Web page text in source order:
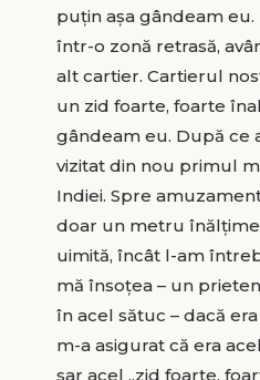
puțin așa gândeam eu.
într-o zonă retrasă,
alt cartier. Cartierul
un zid foarte, foarte
gândeam eu. După ce
vizitat din nou primul
Indiei. Spre
doar un metru
uimită, încât l-am
mă însoțea – un
în acel sătuc – dacă
m-a asigurat că era
sar acel „zid foarte,